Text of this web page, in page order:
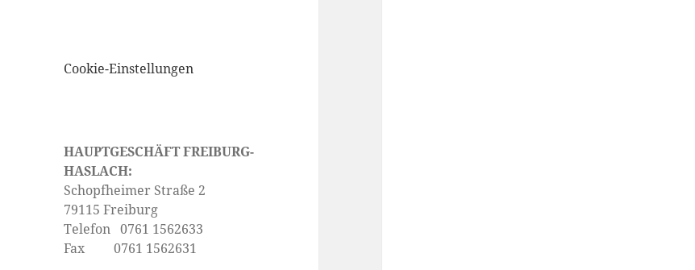
Cookie-Einstellungen
HAUPTGESCHÄFT FREIBURG-
HASLACH:
Schopfheimer Straße 2
79115 Freiburg
Telefon 0761 1562633
Fax 0761 1562631